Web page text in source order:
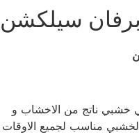
سيلكشن
خشبي ناتج من الاخشاب و
مناسب لجميع الاوقات